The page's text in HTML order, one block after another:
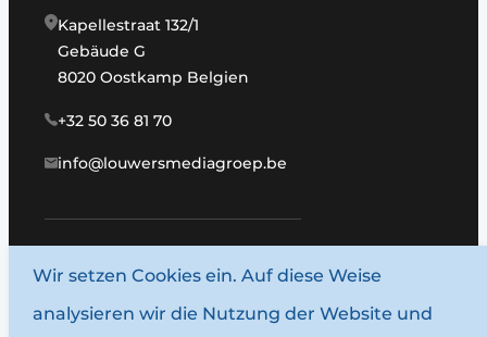
Kapellestraat 132/1
Gebäude G
8020 Oostkamp Belgien
+32 50 36 81 70
info@louwersmediagroep.be
www.louwersmediagroep.com
© 1987–2026 Louwersmediagroep.
Wir setzen Cookies ein. Auf diese Weise
analysieren wir die Nutzung der Website und